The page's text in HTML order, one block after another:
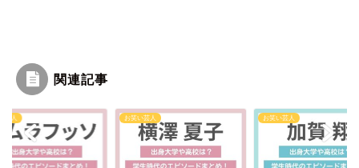
関連記事
芸人 お笑い芸人 お笑い芸人